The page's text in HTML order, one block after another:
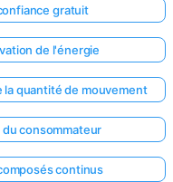
gratuit
de l'énergie
quantité de mouvement
consommateur
continus